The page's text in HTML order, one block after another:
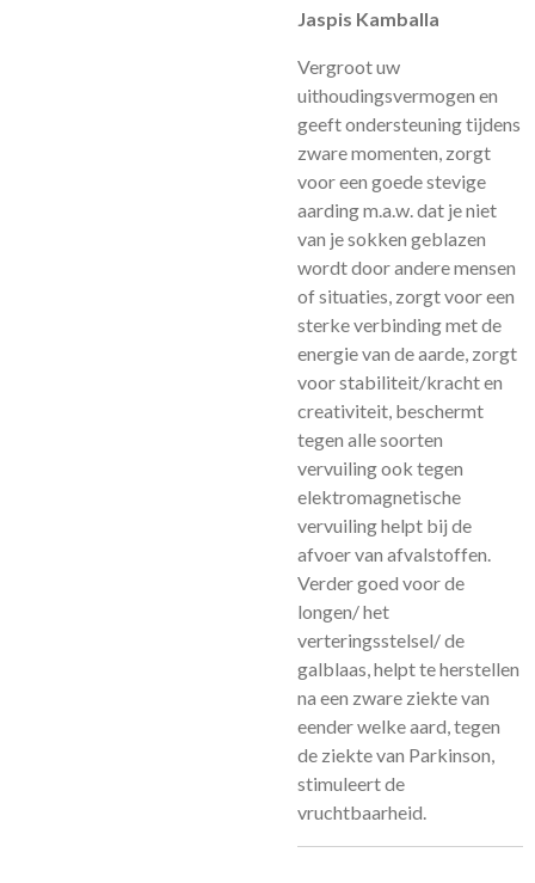
Jaspis Kamballa
Vergroot uw
uithoudingsvermogen en
geeft ondersteuning tijdens
zware momenten, zorgt
voor een goede stevige
aarding m.a.w. dat je niet
van je sokken geblazen
wordt door anderemensen
of situaties, zorgt voor een
sterke verbinding met de
energie van de aarde, zorgt
voor stabiliteit/kracht en
creativiteit, beschermt
tegen alle soorten
vervuiling ook tegen
elektromagnetische
vervuiling helpt bij de
afvoer van afvalstoffen.
Verder goed voor de
longen/ het
verteringsstelsel/ de
galblaas, helpt te herstellen
na een zware ziekte van
eender welke aard, tegen
de ziekte van Parkinson,
stimuleert de
vruchtbaarheid.